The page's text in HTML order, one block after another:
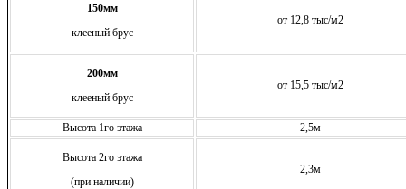
150мм
клееный брус
от 12,8 тыс/м2
200мм
клееный брус
от 15,5 тыс/м2
Высота 1го этажа 2,5м
Высота 2го этажа
(при наличии)
2,3м